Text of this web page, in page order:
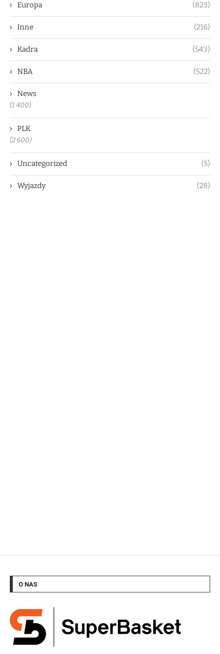
Europa (823)
Inne (216)
Kadra (543)
NBA (522)
News
(1 400)
PLK
(2 600)
Uncategorized (5)
Wyjazdy (28)
O NAS